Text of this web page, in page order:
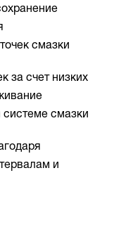
смазки
за счет низких
системе смазки
и